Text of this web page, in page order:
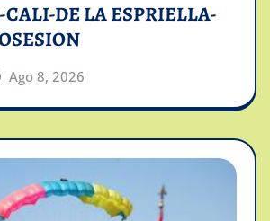
DE LA ESPRIELLA-
Ago 8, 2026